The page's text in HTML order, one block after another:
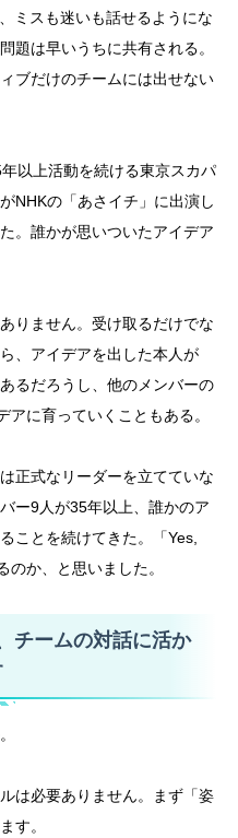
ミスも迷いも話せるようにな
題は早いうちに共有される。
ブだけのチームには出せない
以上活動を続ける東京スカパ
NHKの「あさイチ」に出演し
。誰かが思いついたアイデア
りません。受け取るだけでな
、アイデアを出した本人が
るだろうし、他のメンバーの
アに育っていくこともある。
正式なリーダーを立てていな
ー9人が35年以上、誰かのア
ことを続けてきた。「Yes,
か、と思いました。
チームの対話に活か
は必要ありません。まず「姿
す。